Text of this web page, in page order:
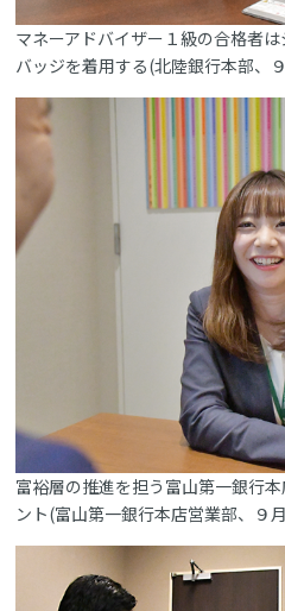
マネーアドバイザー１級の合格者
バッジを着用する(北陸銀行本部、
富裕層の推進を担う富山第一銀行
ント(富山第一銀行本店営業部、９